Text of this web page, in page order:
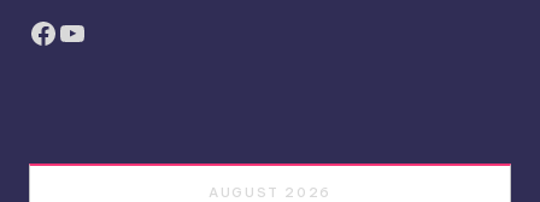
Facebook
YouTube
AUGUST 2026